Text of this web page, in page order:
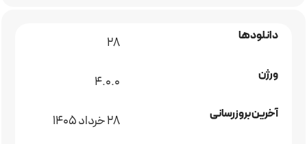
دانلودها 28
ورژن 4.0.0
آخرین بروزرسانی 28 خرداد 1405